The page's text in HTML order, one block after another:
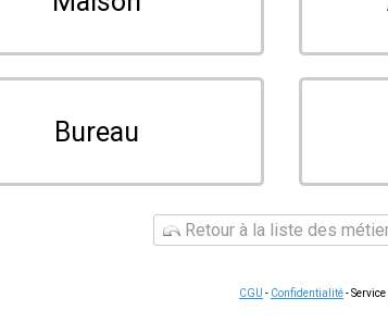
Bureau
Retour à la liste des
CGU - Confidentialité-